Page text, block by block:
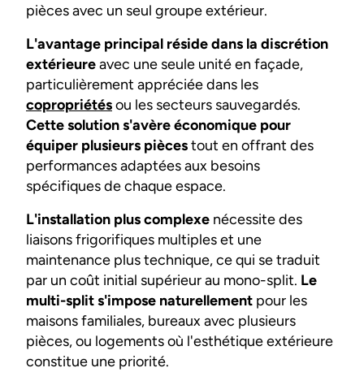
pièces avec un seul groupe extérieur.
L'avantage principal réside dans la discrétion
extérieureavec une seule unité en façade,
particulièrement appréciée dans les
copropriétésou les secteurs sauvegardés.
Cette solution s'avère économique pour
équiper plusieurs piècestout en offrant des
performances adaptées aux besoins
spécifiques de chaque espace.
L'installation plus complexe nécessite des
liaisons frigorifiques multiples et une
maintenance plus technique, ce qui se traduit
par un coût initial supérieur au mono-split. Le
multi-split s'impose naturellement pour les
maisons familiales, bureaux avec plusieurs
pièces, ou logements où l'esthétique extérieure
constitue une priorité.